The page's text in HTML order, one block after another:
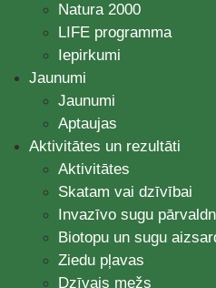
Natura 2000
LIFE programma
Iepirkumi
Jaunumi
Jaunumi
Aptaujas
Aktivitātes un rezultāti
Aktivitātes
Skatam vai dzīvībai
Invazīvo sugu
Biotopu un sugu
Ziedu pļavas
Dzīvais mežs